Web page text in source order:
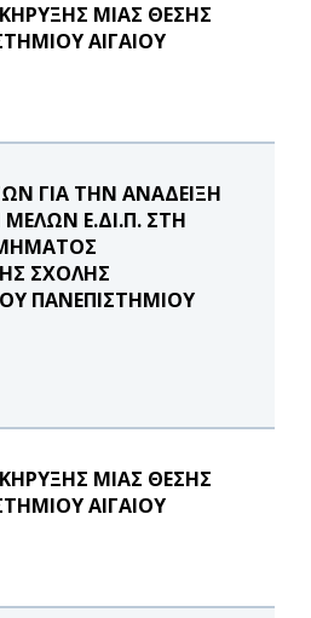
ΜΙΑΣ ΘΕΣΗΣ
ΑΙΓΑΙΟΥ
ΓΙΑ ΤΗΝ ΑΝΑΔΕΙΞΗ
Ε.ΔΙ.Π. ΣΤΗ
ΣΧΟΛΗΣ
ΠΑΝΕΠΙΣΤΗΜΙΟΥ
ΜΙΑΣ ΘΕΣΗΣ
ΑΙΓΑΙΟΥ